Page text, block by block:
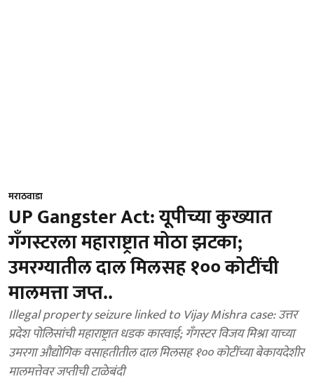
मराठवाडा
UP Gangster Act: यूपीच्या कुख्यात
गँगस्टरला महाराष्ट्रात मोठा झटका;
उमरग्यातील दाल मिलसह १०० कोटींची
मालमत्ता जप्त..
Illegal property seizure linked to Vijay Mishra case: उत्तर
प्रदेश पोलिसांची महाराष्ट्रात धडक कारवाई; गँगस्टर विजय मिश्रा याच्या
उमरगा औद्योगिक वसाहतीतील दाल मिलसह १०० कोटींच्या बेकायदेशीर
मालमत्तेवर जप्तीची टाळेबंदी